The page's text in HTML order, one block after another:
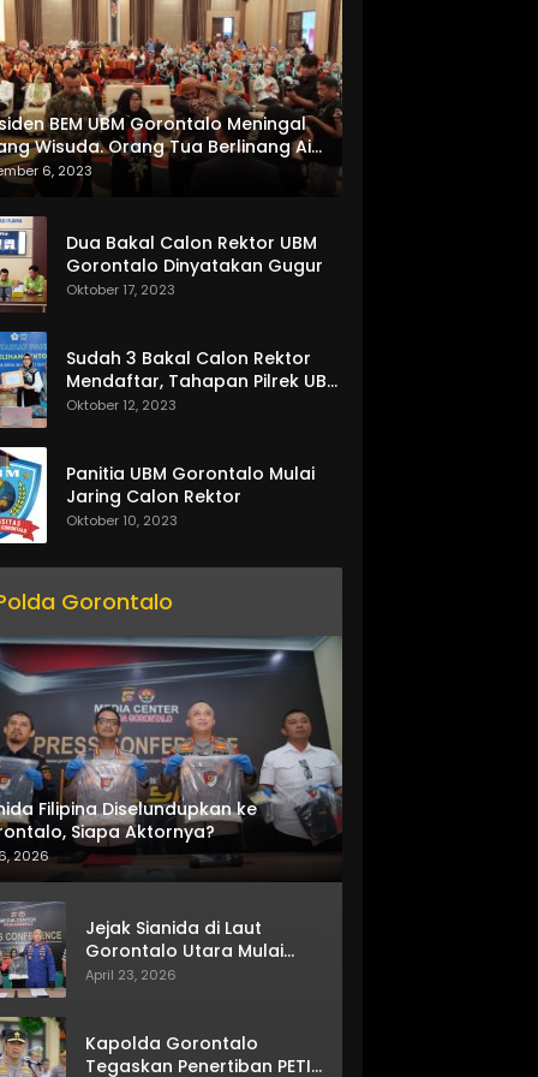
BEM UBM Gorontalo Meningal
Wisuda. Orang Tua Berlinang Air
Menerima SKL dan Pemasangan
6, 2023
Dua Bakal Calon Rektor UBM
Gorontalo Dinyatakan Gugur
Oktober 17, 2023
Sudah 3 Bakal Calon Rektor
Mendaftar, Tahapan Pilrek UBM
Gorontalo Makin Seru
Oktober 12, 2023
Panitia UBM Gorontalo Mulai
Jaring Calon Rektor
Oktober 10, 2023
Gorontalo
Filipina Diselundupkan ke
Siapa Aktornya?
2026
Jejak Sianida di Laut
Gorontalo Utara Mulai
Terkuak
April 23, 2026
Kapolda Gorontalo
Tegaskan Penertiban PETI